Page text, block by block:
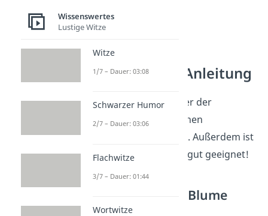
Zauberwürfel Anleitung
Diese Methode ist einer der
beliebtestenWege, einen
Zauberwürfel zu lösen. Außerdem ist
sie auch für
gut geeignet!
Schritt 1: Weiße Blume
bilden
Wissenswertes
Lustige Witze
Witze
1/7 – Dauer: 03:08
Schwarzer Humor
2/7 – Dauer: 03:06
Flachwitze
3/7 – Dauer: 01:44
Wortwitze